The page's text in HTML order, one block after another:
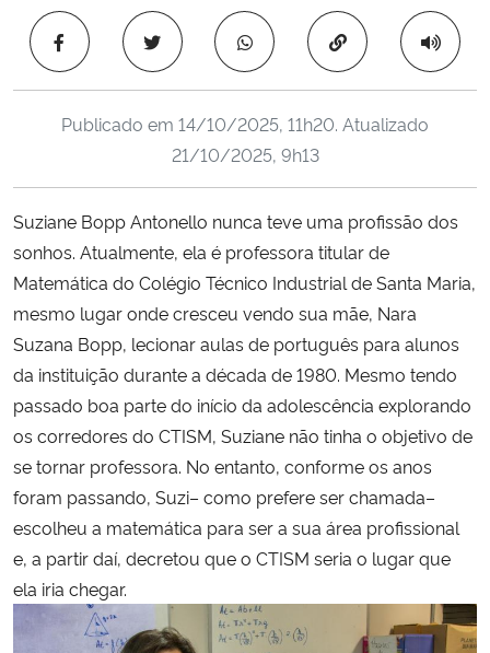
Ministério da Cidadania
Ministério de Minas e Energia
Ministério da Ciência, Tecnologia, Inovações e Comunicações
Ministério do Meio Ambiente
Ministério do Turismo
Ministério do Desenvolvimento Regional
Ministério da Mulher, da Família e dos Direitos Humanos
Secretaria-Geral
Secretaria de Governo
Copiar para área
Publicado em 14/10/2025, 11h20. Atualizado
21/10/2025, 9h13
Suziane Bopp Antonello nunca teve uma profissão dos
sonhos. Atualmente, ela é professora titular de
Matemática do Colégio Técnico Industrial de Santa Maria,
mesmo lugar onde cresceu vendo sua mãe, Nara
Suzana Bopp, lecionar aulas de português para alunos
da instituição durante a década de 1980. Mesmo tendo
passado boa parte do início da adolescência explorando
os corredores do CTISM, Suziane não tinha o objetivo de
se tornar professora. No entanto, conforme os anos
foram passando, Suzi– como prefere ser chamada–
escolheu a matemática para ser a sua área profissional
e, a partir daí, decretou que o CTISM seria o lugar que
ela iria chegar.